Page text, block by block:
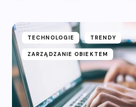
TECHNOLOGIE TRENDY
ZARZĄDZANIE OBIEKTEM